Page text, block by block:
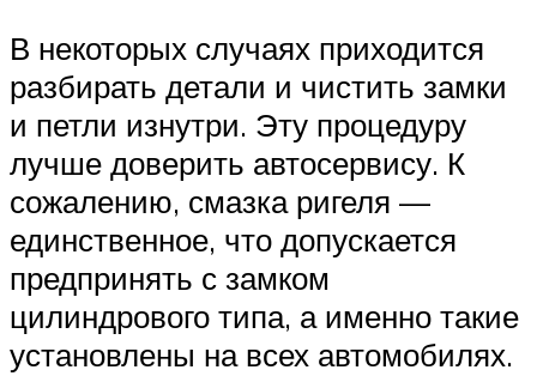
В некоторых случаях приходится
разбирать детали и чистить замки
и петли изнутри. Эту процедуру
лучше доверить автосервису. К
сожалению, смазка ригеля —
единственное, что допускается
предпринять с замком
цилиндрового типа, а именно такие
установлены на всех автомобилях.